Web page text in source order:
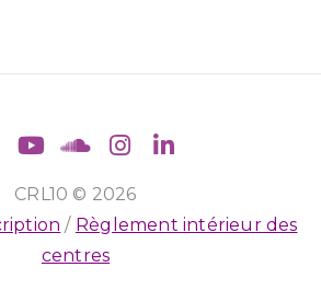
CRL10 © 2026
/ Règlement intérieur des
centres